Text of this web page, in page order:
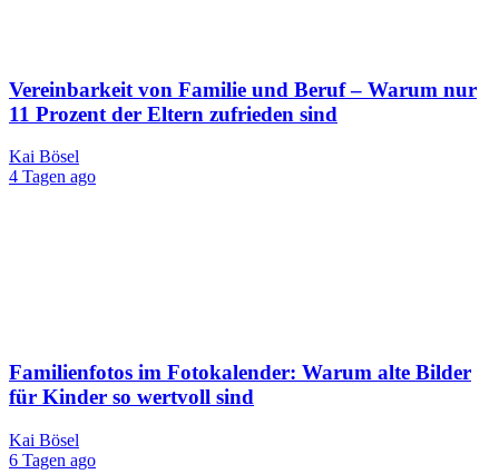
Vereinbarkeit von Familie und Beruf – Warum nur
11 Prozent der Eltern zufrieden sind
Kai Bösel
4 Tagen ago
Familienfotos im Fotokalender: Warum alte Bilder
für Kinder so wertvoll sind
Kai Bösel
6 Tagen ago